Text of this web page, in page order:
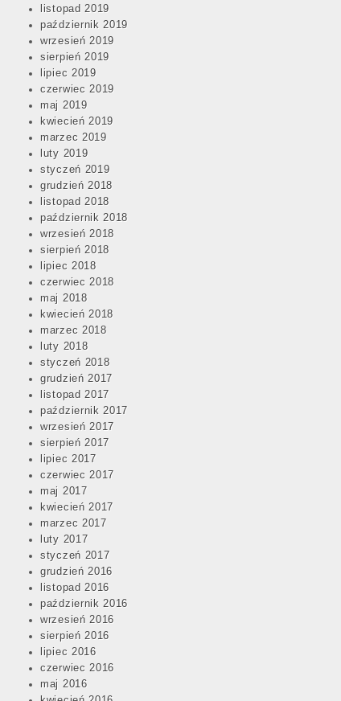
listopad 2019
październik 2019
wrzesień 2019
sierpień 2019
lipiec 2019
czerwiec 2019
maj 2019
kwiecień 2019
marzec 2019
luty 2019
styczeń 2019
grudzień 2018
listopad 2018
październik 2018
wrzesień 2018
sierpień 2018
lipiec 2018
czerwiec 2018
maj 2018
kwiecień 2018
marzec 2018
luty 2018
styczeń 2018
grudzień 2017
listopad 2017
październik 2017
wrzesień 2017
sierpień 2017
lipiec 2017
czerwiec 2017
maj 2017
kwiecień 2017
marzec 2017
luty 2017
styczeń 2017
grudzień 2016
listopad 2016
październik 2016
wrzesień 2016
sierpień 2016
lipiec 2016
czerwiec 2016
maj 2016